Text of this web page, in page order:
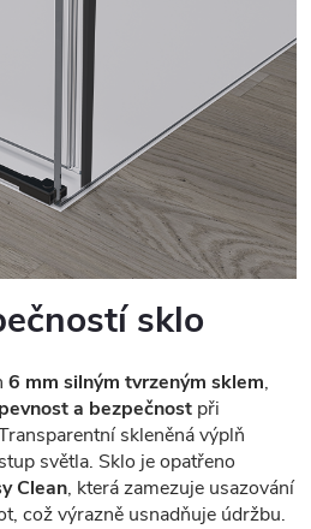
sklo
6 mm silným tvrzeným sklem,
a bezpečnost při
skleněná výplň
světla. Sklo je opatřeno
Clean, která zamezuje usazování
což výrazně usnadňuje údržbu.